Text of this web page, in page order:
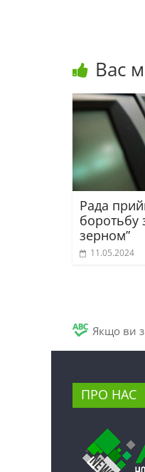
Вас
Рада
боротьбу
зерном”
11.05.2024
Якщо ви
ПРО НАС